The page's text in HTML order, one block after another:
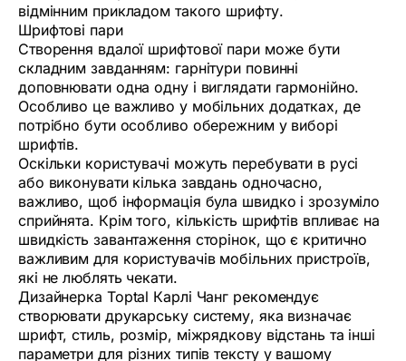
відмінним прикладом такого шрифту.
Шрифтові пари
Створення вдалої шрифтової пари може бути
складним завданням: гарнітури повинні
доповнювати одна одну і виглядати гармонійно.
Особливо це важливо у мобільних додатках, де
потрібно бути особливо обережним у виборі
шрифтів.
Оскільки користувачі можуть перебувати в русі
або виконувати кілька завдань одночасно,
важливо, щоб інформація була швидко і зрозуміло
сприйнята. Крім того, кількість шрифтів впливає на
швидкість завантаження сторінок, що є критично
важливим для користувачів мобільних пристроїв,
які не люблять чекати.
Дизайнерка Toptal Карлі Чанг рекомендує
створювати друкарську систему, яка визначає
шрифт, стиль, розмір, міжрядкову відстань та інші
параметри для різних типів тексту у вашому